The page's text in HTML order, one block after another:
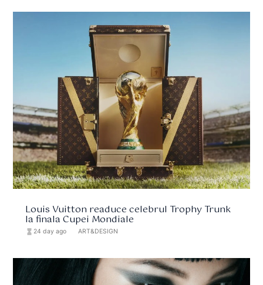
Louis Vuitton readuce celebrul Trophy Trunk
la finala Cupei Mondiale
hourglass_full 24 day ago ART&DESIGN